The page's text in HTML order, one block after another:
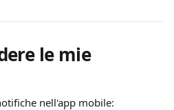
le mie
nell'app mobile: